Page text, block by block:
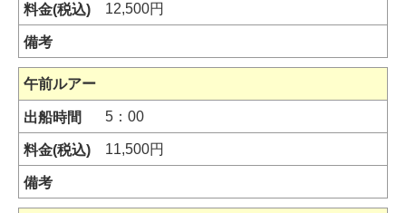
12,500円
午前ルアー
5：00
11,500円